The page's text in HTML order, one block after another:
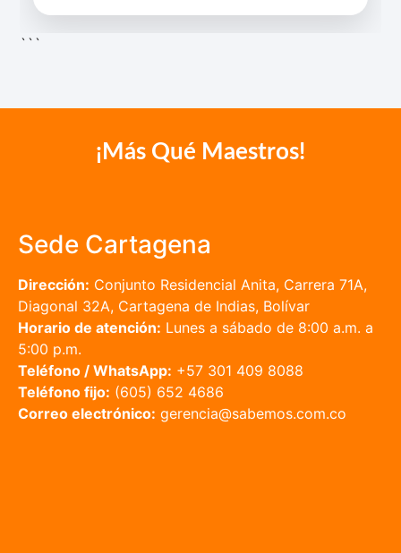
```
¡Más Qué Maestros!
Sede Cartagena
Dirección: Conjunto Residencial Anita, Carrera 71A,
Diagonal 32A, Cartagena de Indias, Bolívar
Horario de atención: Lunes a sábado de 8:00 a.m. a
5:00 p.m.
Teléfono / WhatsApp: +57 301 409 8088
Teléfono fijo: (605) 652 4686
Correo electrónico: gerencia@sabemos.com.co